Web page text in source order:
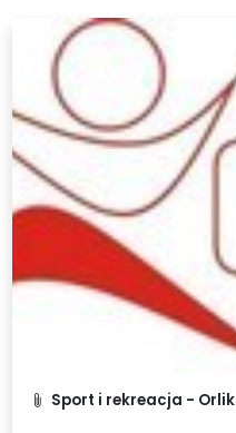
Sport i rekreacja - Orlik